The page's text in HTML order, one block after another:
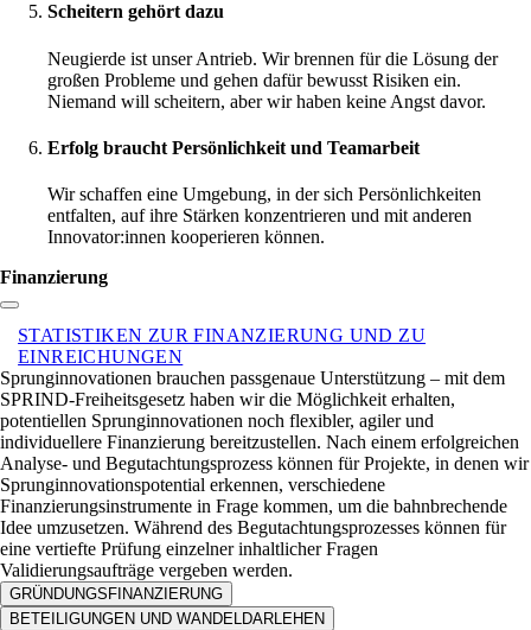
Scheitern gehört dazu
Neugierde ist unser Antrieb. Wir brennen für die Lösung der
großen Probleme und gehen dafür bewusst Risiken ein.
Niemand will scheitern, aber wir haben keine Angst davor.
Erfolg braucht Persönlichkeit und Teamarbeit
Wir schaffen eine Umgebung, in der sich Persönlichkeiten
entfalten, auf ihre Stärken konzentrieren und mit anderen
Innovator:innen kooperieren können.
Finanzierung
Link zum Abschnitt kopieren:
STATISTIKEN ZUR FINANZIERUNG UND ZU
EINREICHUNGEN
Sprunginnovationen brauchen passgenaue Unterstützung – mit dem
SPRIND-Freiheitsgesetz haben wir die Möglichkeit erhalten,
potentiellen Sprunginnovationen noch flexibler, agiler und
individuellere Finanzierung bereitzustellen. Nach einem erfolgreichen
Analyse- und Begutachtungsprozess können für Projekte, in denen wir
Sprunginnovationspotential erkennen, verschiedene
Finanzierungsinstrumente in Frage kommen, um die bahnbrechende
Idee umzusetzen. Während des Begutachtungsprozesses können für
eine vertiefte Prüfung einzelner inhaltlicher Fragen
Validierungsaufträge vergeben werden.
GRÜNDUNGSFINANZIERUNG
BETEILIGUNGEN UND WANDELDARLEHEN